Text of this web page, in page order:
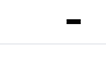
メニュー